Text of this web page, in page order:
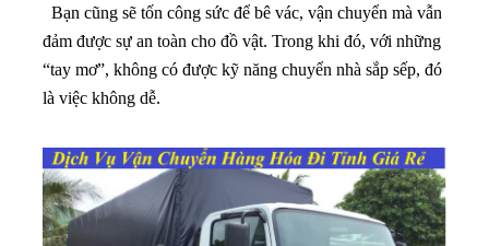
Bạn cũng sẽ tốn công sức để bê vác, vận chuyển mà vẫn
đảm được sự an toàn cho đồ vật. Trong khi đó, với những
“tay mơ”, không có được kỹ năng chuyển nhà sắp sếp, đó
là việc không dễ.